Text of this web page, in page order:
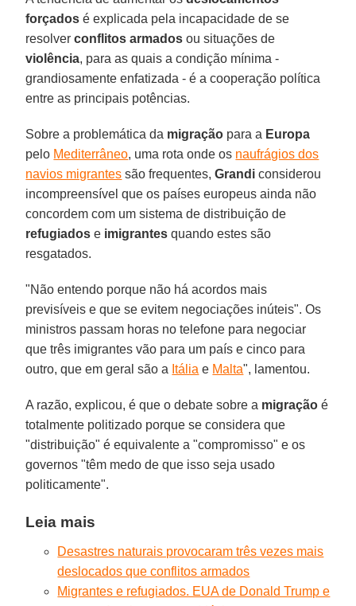
forçados é explicada pela incapacidade de se
resolverconflitos armados ou situações de
violência, para as quais a condição mínima -
grandiosamente enfatizada - é a cooperação política
entre as principais potências.
Sobre a problemática da migração para a Europa
pelo Mediterrâneo, uma rota onde os naufrágios dos
navios migrantes são frequentes,Grandi considerou
incompreensível que os países europeus ainda não
concordem com um sistema de distribuição de
refugiadose imigrantes quando estes são
resgatados.
"Não entendo porque não há acordos mais
previsíveis e que se evitem negociações inúteis". Os
ministros passam horas no telefone para negociar
que três imigrantes vão para um país e cinco para
outro, que em geral são a Itália e Malta", lamentou.
A razão, explicou, é que o debate sobre a migração é
totalmente politizado porque se considera que
"distribuição" é equivalente a "compromisso" e os
governos "têm medo de que isso seja usado
politicamente".
Leia mais
Desastres naturais provocaram três vezes mais
deslocados que conflitos armados
Migrantes e refugiados. EUA de Donald Trump e